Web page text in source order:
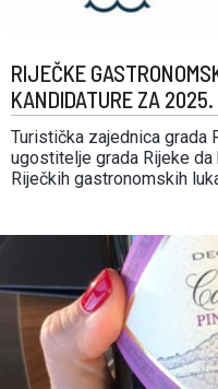
RIJEČKE
KANDIDATURE ZA 2025.
Turistička zajednica grada
ugostitelje grada Rijeke
Riječkih gastronomskih
marketinškim
u sklopu brenda grada